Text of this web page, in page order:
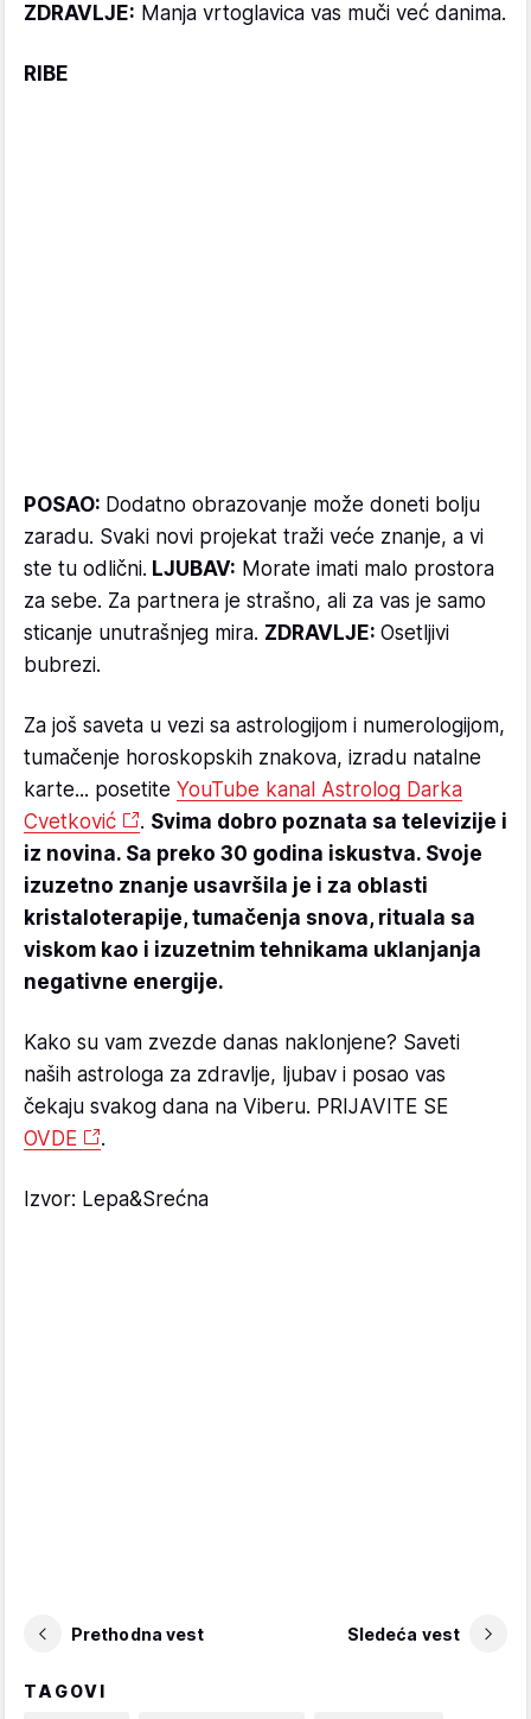
ZDRAVLJE: Manja vrtoglavica vas muči već danima.
RIBE
POSAO: Dodatno obrazovanje može doneti bolju
zaradu. Svaki novi projekat traži veće znanje, a vi
ste tu odlični. LJUBAV: Morate imati malo prostora
za sebe. Za partnera je strašno, ali za vas je samo
sticanje unutrašnjeg mira. ZDRAVLJE: Osetljivi
bubrezi.
Za još saveta u vezi sa astrologijom i numerologijom,
tumačenje horoskopskih znakova, izradu natalne
karte... posetite YouTube kanal Astrolog Darka
Cvetković
. Svima dobro poznata sa televizije i
iz novina. Sa preko 30 godina iskustva. Svoje
izuzetno znanje usavršila je i za oblasti
kristaloterapije, tumačenja snova, rituala sa
viskom kao i izuzetnim tehnikama uklanjanja
negativne energije.
Kako su vam zvezde danas naklonjene? Saveti
naših astrologa za zdravlje, ljubav i posao vas
čekaju svakog dana na Viberu. PRIJAVITE SE
OVDE
.
Izvor: Lepa&Srećna
Prethodna vest Sledeća vest
TAGOVI